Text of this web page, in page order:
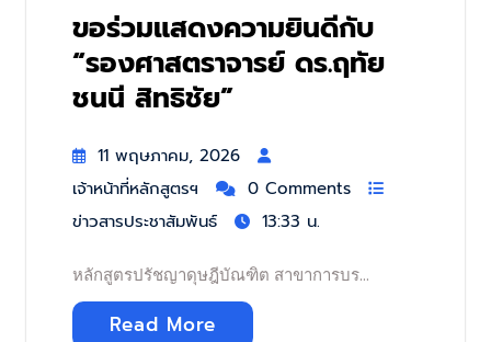
ขอร่วมแสดงความยินดีกับ
“รองศาสตราจารย์ ดร.ฤทัย
ชนนี สิทธิชัย”
11 พฤษภาคม, 2026
เจ้าหน้าที่หลักสูตรฯ
0 Comments
ข่าวสารประชาสัมพันธ์
13:33 น.
หลักสูตรปรัชญาดุษฎีบัณฑิต สาขาการบร…
Read More